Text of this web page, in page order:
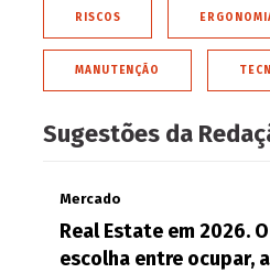
RISCOS
MANUTENÇÃO
Sugestões da
Mercado
Real Estate em 2026.
escolha entre ocupar,